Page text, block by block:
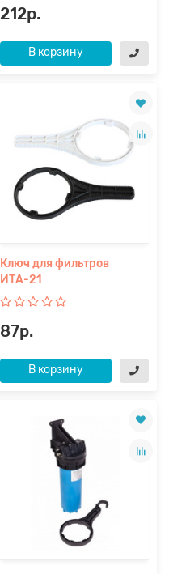
212р.
В корзину
Ключ для фильтров
ИТА-21
87р.
В корзину